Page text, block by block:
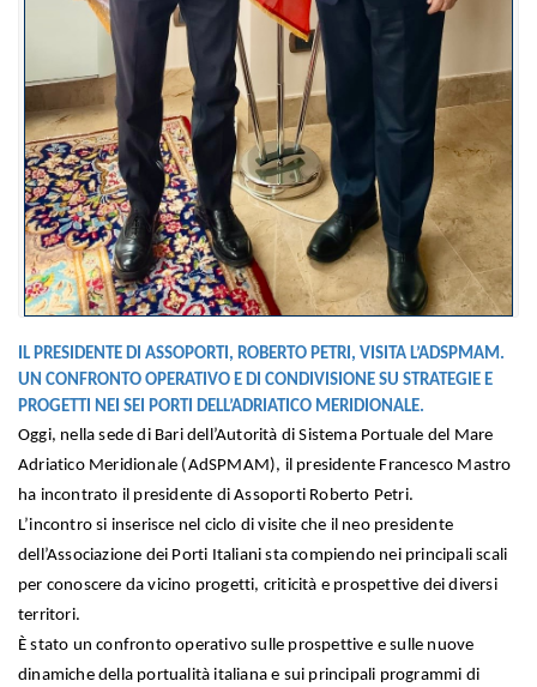
IL PRESIDENTE DI ASSOPORTI, ROBERTO PETRI, VISITA L’ADSPMAM.
UN CONFRONTO OPERATIVO E DI CONDIVISIONE SU STRATEGIE E
PROGETTI NEI SEI PORTI DELL’ADRIATICO MERIDIONALE.
Oggi, nella sede di Bari dell’Autorità di Sistema Portuale del Mare
Adriatico Meridionale (AdSPMAM), il presidente Francesco Mastro
ha incontrato il presidente di Assoporti Roberto Petri.
L’incontro si inserisce nel ciclo di visite che il neo presidente
dell’Associazione dei Porti Italiani sta compiendo nei principali scali
per conoscere da vicino progetti, criticità e prospettive dei diversi
territori.
È stato un confronto operativo sulle prospettive e sulle nuove
dinamiche della portualità italiana e sui principali programmi di